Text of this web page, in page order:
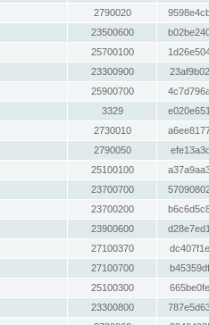
2790020
23500600
25700100
23300900
25900700
3329
2730010
2790050
25100100
23700700
23700200
23900600
27100370
27100700
25100300
23300800